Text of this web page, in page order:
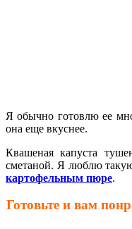
Я обычно готовлю ее
она еще вкуснее.
Квашеная капуста
сметаной. Я люблю
картофельным пюре.
Готовьте и вам